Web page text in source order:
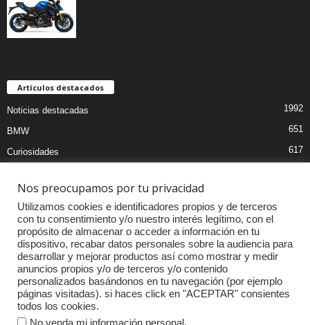
Artículos destacados
Noticias destacadas 1992
BMW 651
Curiosidades 617
MOTOS
Audi
Competiciones
Mercedes
Accesorios
Porsche 234
Nos preocupamos por tu privacidad
Utilizamos cookies e identificadores propios y de terceros
con tu consentimiento y/o nuestro interés legítimo, con el
propósito de almacenar o acceder a información en tu
dispositivo, recabar datos personales sobre la audiencia para
desarrollar y mejorar productos así como mostrar y medir
anuncios propios y/o de terceros y/o contenido
personalizados basándonos en tu navegación (por ejemplo
páginas visitadas). si haces click en "ACEPTAR" consientes
todos los cookies.
.